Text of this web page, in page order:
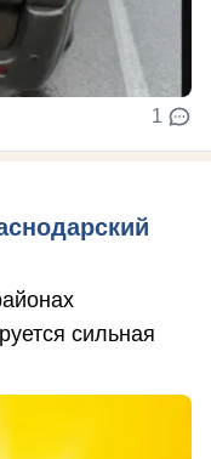
1
сильная